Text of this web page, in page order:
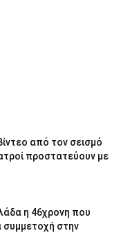
από τον σεισμό
προστατεύουν με
η 46χρονη που
συμμετοχή στην